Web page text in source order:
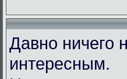
Давно ничего
интересным.